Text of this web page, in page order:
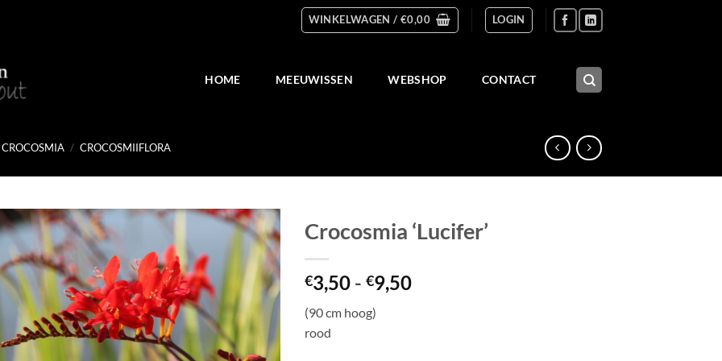
WINKELWAGEN / €0,00 LOGIN
HOME MEEUWISSEN WEBSHOP CONTACT
CROCOSMIA / CROCOSMIIFLORA
Toevoegen
aan
verlanglijst
Crocosmia ‘Lucifer’
€3,50 - €9,50Prijsklasse:
(90 cm hoog)
rood